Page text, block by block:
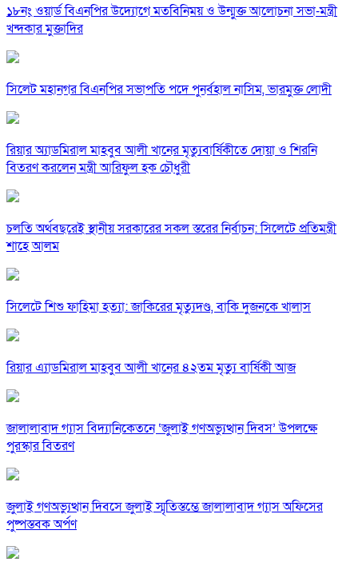
১৮নং ওয়ার্ড বিএনপির উদ্যোগে মতবিনিময় ও উন্মুক্ত আলোচনা সভা-মন্ত্রী
খন্দকার মুক্তাদির
সিলেট মহানগর বিএনপির সভাপতি পদে পুনর্বহাল নাসিম, ভারমুক্ত লোদী
রিয়ার অ্যাডমিরাল মাহবুব আলী খানের মৃত্যুবার্ষিকীতে দোয়া ও শিরনি
বিতরণ করলেন মন্ত্রী আরিফুল হক চৌধুরী
চলতি অর্থবছরেই স্থানীয় সরকারের সকল স্তরের নির্বাচন: সিলেটে প্রতিমন্ত্রী
শাহে আলম
সিলেটে শিশু ফাহিমা হত্যা: জাকিরের মৃত্যুদণ্ড, বাকি দুজনকে খালাস
রিয়ার এ্যাডমিরাল মাহবুব আলী খানের ৪২তম মৃত্যু বার্ষিকী আজ
জালালাবাদ গ্যাস বিদ্যানিকেতনে ‘জুলাই গণঅভ্যুত্থান দিবস’ উপলক্ষে
পুরস্কার বিতরণ
জুলাই গণঅভ্যুত্থান দিবসে জুলাই স্মৃতিস্তম্ভে জালালাবাদ গ্যাস অফিসের
পুষ্পস্তবক অর্পণ